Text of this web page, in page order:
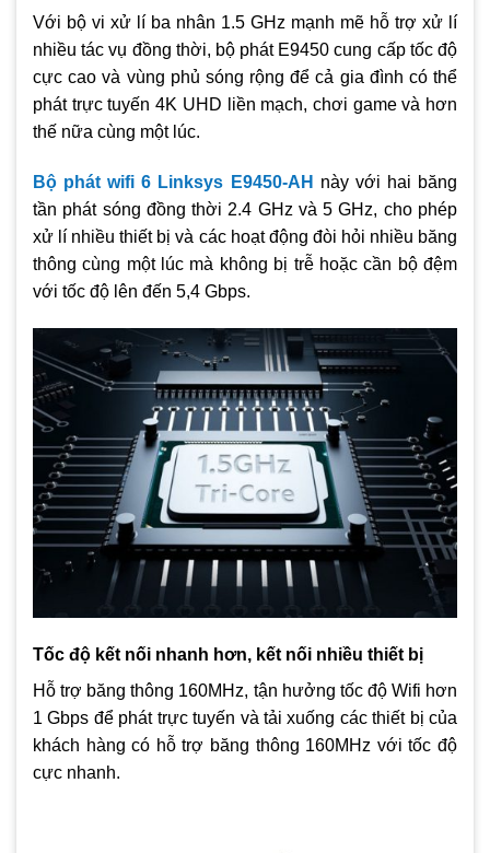
Với bộ vi xử lí ba nhân 1.5 GHz mạnh mẽ hỗ trợ xử lí
nhiều tác vụ đồng thời, bộ phát E9450 cung cấp tốc độ
cực cao và vùng phủ sóng rộng để cả gia đình có thể
phát trực tuyến 4K UHD liền mạch, chơi game và hơn
thế nữa cùng một lúc.
Bộ phát wifi 6 Linksys E9450-AH này với hai băng
tần phát sóng đồng thời 2.4 GHz và 5 GHz, cho phép
xử lí nhiều thiết bị và các hoạt động đòi hỏi nhiều băng
thông cùng một lúc mà không bị trễ hoặc cần bộ đệm
với tốc độ lên đến 5,4 Gbps.
Tốc độ kết nối nhanh hơn, kết nối nhiều thiết bị
Hỗ trợ băng thông 160MHz, tận hưởng tốc độ Wifi hơn
1 Gbps để phát trực tuyến và tải xuống các thiết bị của
khách hàng có hỗ trợ băng thông 160MHz với tốc độ
cực nhanh.